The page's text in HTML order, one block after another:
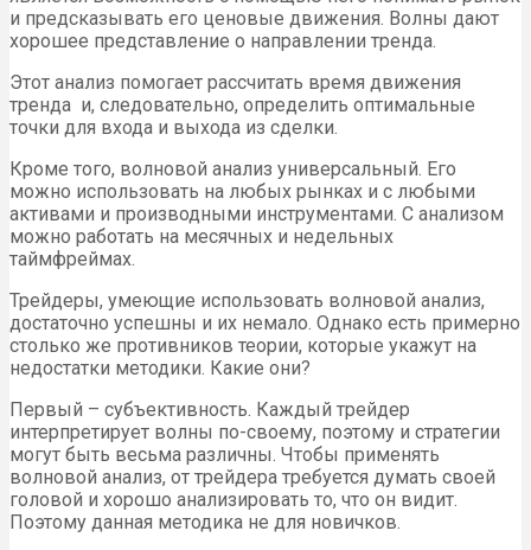
и предсказывать его ценовые движения. Волны дают
хорошее представление о направлении тренда.
Этот анализ помогает рассчитать время движения
тренда и, следовательно, определить оптимальные
точки для входа и выхода из сделки.
Кроме того, волновой анализ универсальный. Его
можно использовать на любых рынках и с любыми
активами и производными инструментами. С анализом
можно работать на месячных и недельных
таймфреймах.
Трейдеры, умеющие использовать волновой анализ,
достаточно успешны и их немало. Однако есть примерно
столько же противников теории, которые укажут на
недостатки методики. Какие они?
Первый – субъективность. Каждый трейдер
интерпретирует волны по-своему, поэтому и стратегии
могут быть весьма различны. Чтобы применять
волновой анализ, от трейдера требуется думать своей
головой и хорошо анализировать то, что он видит.
Поэтому данная методика не для новичков.